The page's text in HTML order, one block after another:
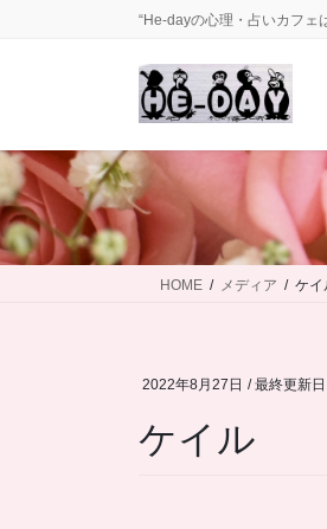
に
移
動
ョ
ン
に
移
動
“He-dayの心理・占いカフェ
HOME メディア ケイ
2022年8月27日 / 最終更新
ケイル